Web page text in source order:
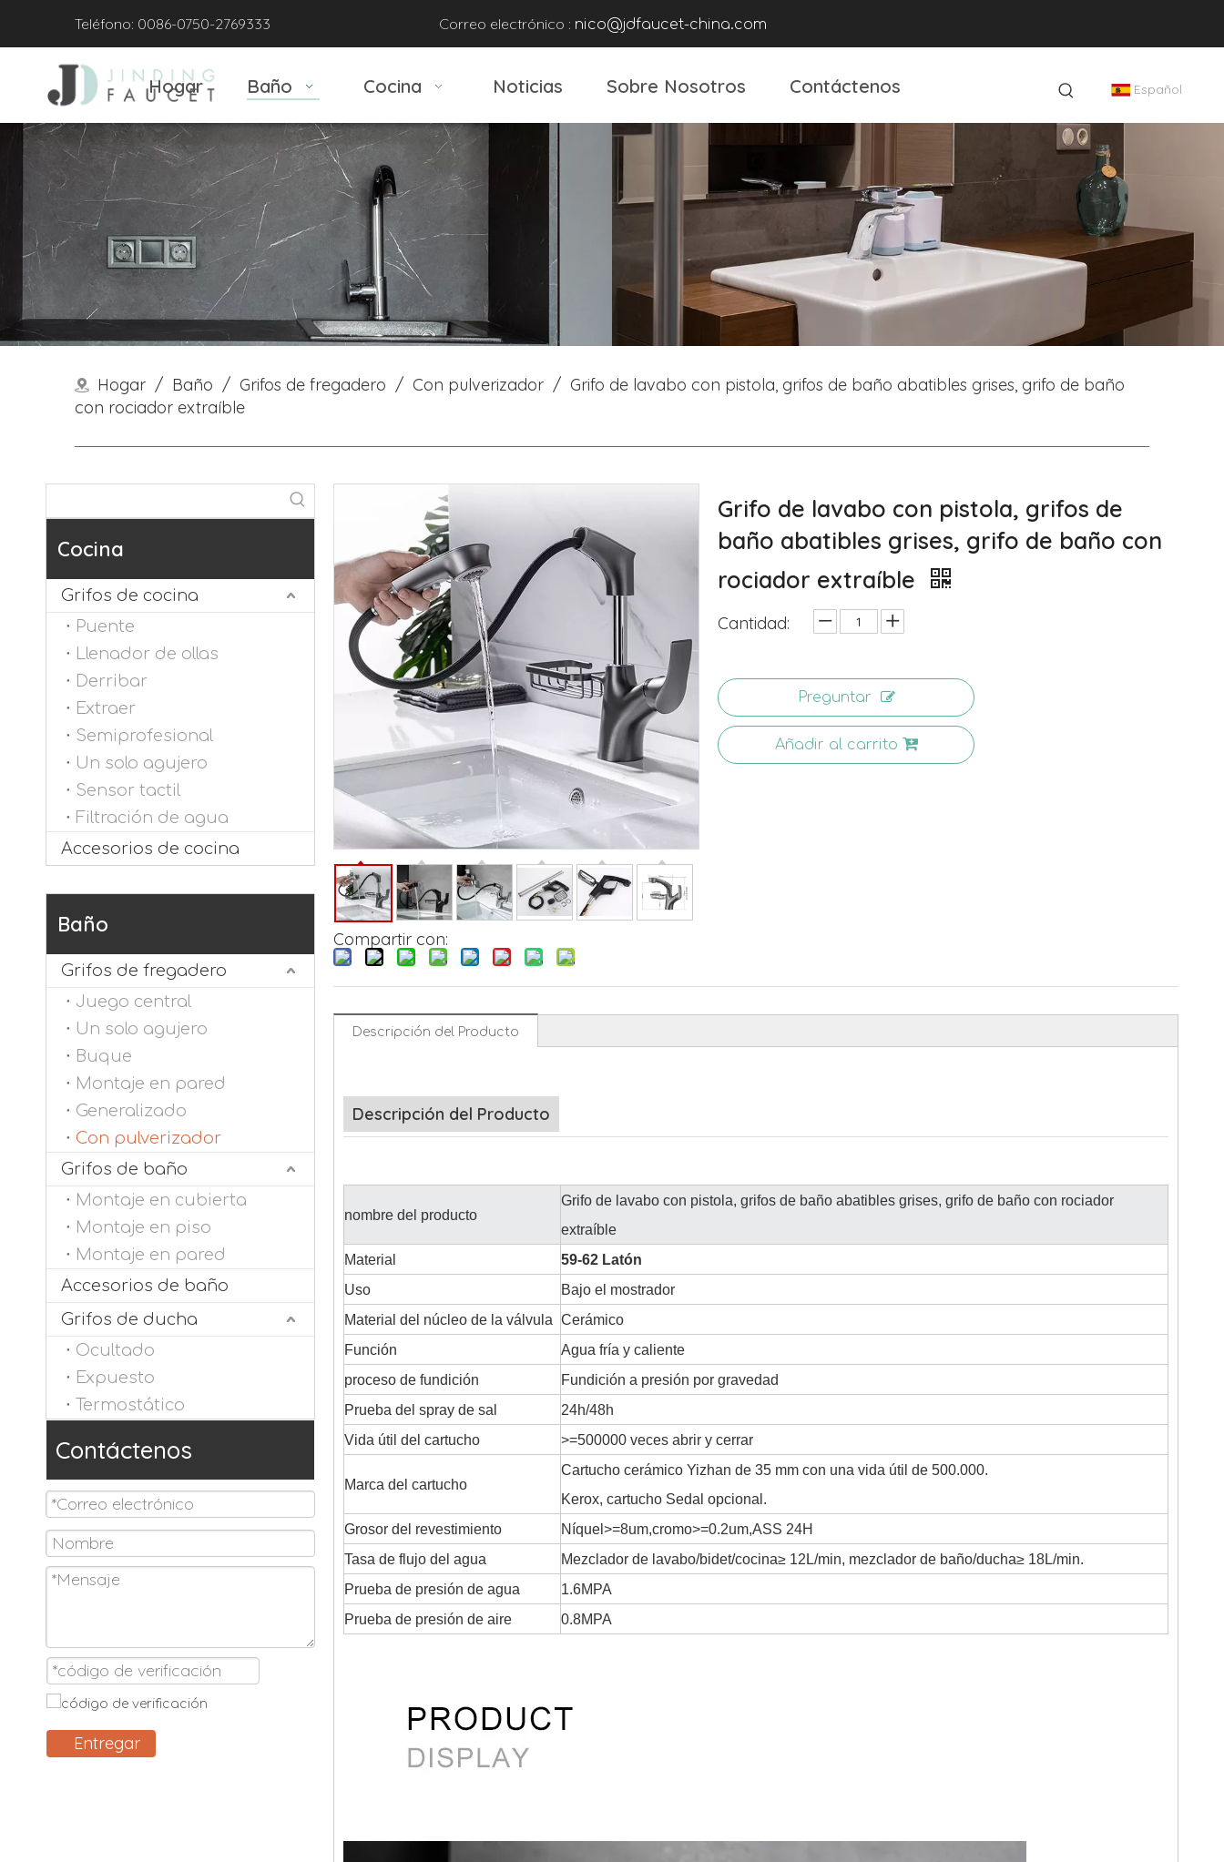
Teléfono: 0086-0750-2769333 Correo electrónico : nico@jdfaucet-china.com
Hogar Baño Cocina Noticias Sobre Nosotros Contáctenos Español
Hogar / Baño / Grifos de fregadero / Con pulverizador / Grifo de lavabo con pistola, grifos de baño abatibles grises, grifo de baño
con rociador extraíble
Cocina
Grifos de cocina
Puente
Llenador de ollas
Derribar
Extraer
Semiprofesional
Un solo agujero
Sensor tactil
Filtración de agua
Accesorios de cocina
Baño
Grifos de fregadero
Juego central
Un solo agujero
Buque
Montaje en pared
Generalizado
Con pulverizador
Grifos de baño
Montaje en cubierta
Montaje en piso
Montaje en pared
Accesorios de baño
Grifos de ducha
Ocultado
Expuesto
Termostático
Contáctenos
Entregar
Compartir con:
Grifo de lavabo con pistola, grifos de
baño abatibles grises, grifo de baño con
rociador extraíble
Cantidad:
Preguntar
Añadir al carrito
Descripción del Producto
Descripción del Producto
nombre del producto
Grifo de lavabo con pistola, grifos de baño abatibles grises, grifo de baño con rociador
extraíble
Material
59-62 Latón
Uso
Bajo el mostrador
Material del núcleo de la válvula Cerámico
Función
Agua fría y caliente
proceso de fundición
Fundición a presión por gravedad
Prueba del spray de sal
24h/48h
Vida útil del cartucho
>=500000 veces abrir y cerrar
Marca del cartucho
Cartucho cerámico Yizhan de 35 mm con una vida útil de 500.000.
Kerox, cartucho Sedal opcional.
Grosor del revestimiento
Níquel>=8um,cromo>=0.2um,ASS 24H
Tasa de flujo del agua
Mezclador de lavabo/bidet/cocina≥ 12L/min, mezclador de baño/ducha≥ 18L/min.
Prueba de presión de agua
1.6MPA
Prueba de presión de aire
0.8MPA